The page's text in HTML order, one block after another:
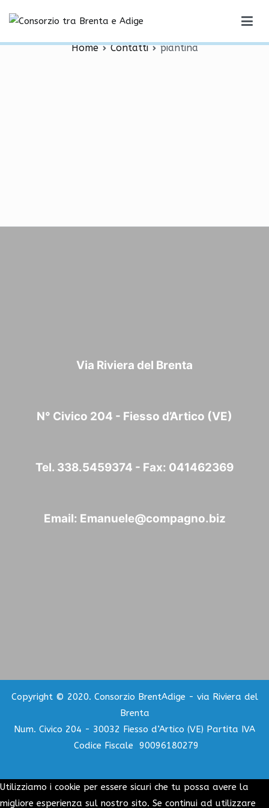
contenuto
piantina
Home Contatti piantina
Via Riviera del Brenta
N° Civico 204 - Fiesso d’Artico (VE)
Tel. 338.5459374 - Fax: 041462369
Email: Emanuele@compagno.biz
Copyright © 2020. Consorzio BrentAdige - via Riviera del
Brenta
Num. Civico 204 - 30032 Fiesso d’Artico (VE) Partita IVA
Codice Fiscale 90096180279
Utilizziamo i cookie per essere sicuri che tu possa avere la
migliore esperienza sul nostro sito. Se continui ad utilizzare